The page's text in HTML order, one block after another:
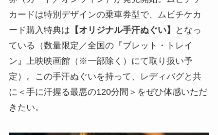
カードは特別デザインの乗車券型で、ムビチケカ
ード購入特典は 【オリジナル手汗ぬぐい】
となっ
ている（数量限定／全国の『ブレット・トレイ
ン』上映映画館（※一部除く）にて取り扱い予
定）。この手汗ぬぐいを持って、レディバグと共
に＜手に汗握る最悪の120分間＞をぜひ体感いただ
きたい。